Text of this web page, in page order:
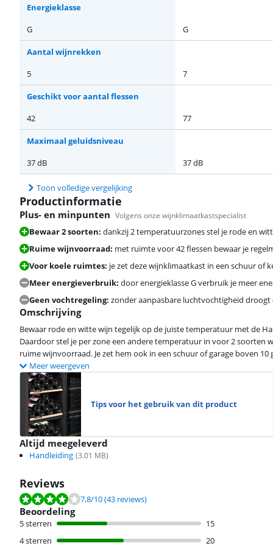
Energieklasse
G
G
Aantal wijnrekken
5
7
Geschikt voor aantal flessen
42
77
Maximaal geluidsniveau
37 dB
37 dB
Toon volledige vergelijking
Productinformatie
Plus- en minpunten Volgens onze wijnklimaatkastspecialist
Bewaar 2 soorten: dankzij 2 temperatuurzones stel je rode en
Ruime wijnvoorraad: met ruimte voor 42 flessen bewaar je
Voor koele ruimtes: je zet deze wijnklimaatkast in een schuur of
Meer energieverbruik: door energieklasse G verbruik je meer
Geen vochtregeling: zonder aanpasbare luchtvochtigheid
Omschrijving
Bewaar rode en witte wijn tegelijk op de juiste temperatuur met de
Daardoor stel je per zone een andere temperatuur in voor 2 soorten
ruime wijnvoorraad. Je zet hem ook in een schuur of garage boven
Meer weergeven
Tips voor het gebruik van dit product
Altijd meegeleverd
Handleiding (3.01 MB)
Reviews
Beoordeling is 7,8 van de 10, gebaseerd op 43 reviews.
7,8/10(43 reviews)
Beoordeling
5 sterren
15
4 sterren
20